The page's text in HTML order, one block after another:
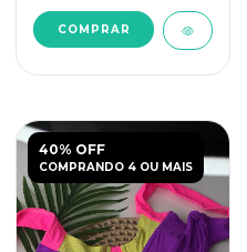
COMPRAR
40% OFF
COMPRANDO 4 OU MAIS